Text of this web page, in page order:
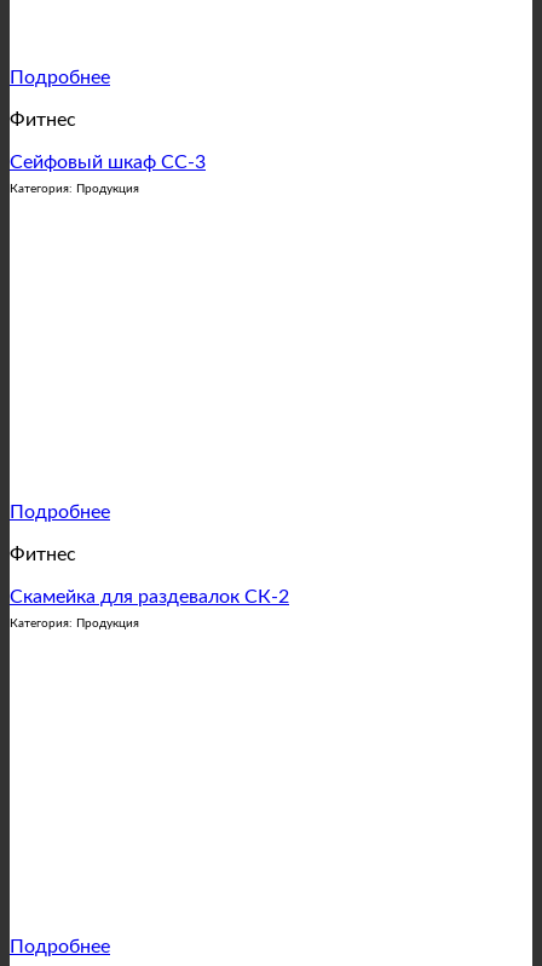
Подробнее
Фитнес
Сейфовый шкаф СС-3
Категория: Продукция
Подробнее
Фитнес
Скамейка для раздевалок СК-2
Категория: Продукция
Подробнее